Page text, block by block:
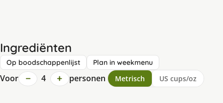
Ingrediënten
Op boodschappenlijst Plan in weekmenu
Voor − 4 + personen Metrisch US cups/oz